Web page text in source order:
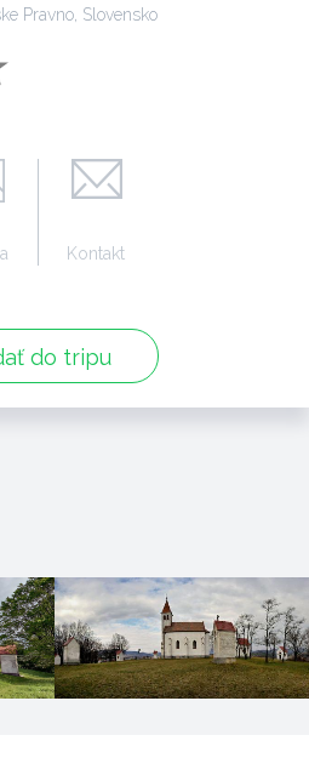
Pravno, Slovensko
do tripu
Kontakt